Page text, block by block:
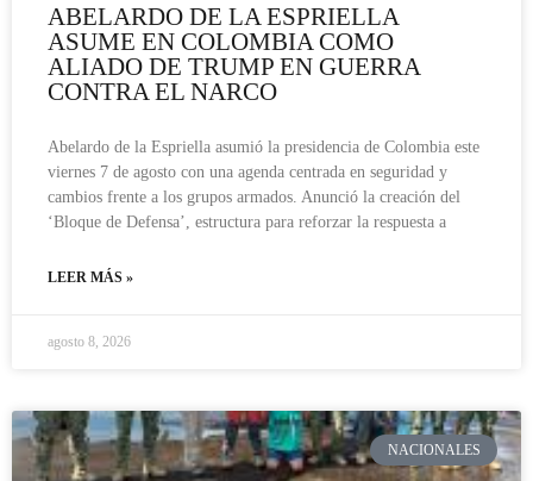
ABELARDO DE LA ESPRIELLA
ASUME EN COLOMBIA COMO
ALIADO DE TRUMP EN GUERRA
CONTRA EL NARCO
Abelardo de la Espriella asumió la presidencia de Colombia este
viernes 7 de agosto con una agenda centrada en seguridad y
cambios frente a los grupos armados. Anunció la creación del
‘Bloque de Defensa’, estructura para reforzar la respuesta a
LEER MÁS »
agosto 8, 2026
NACIONALES